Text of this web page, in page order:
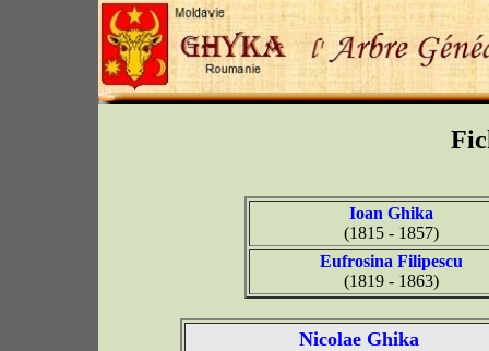
Ioan Ghika
(1815 - 1857)
Eufrosina Filipescu
(1819 - 1863)
Nicolae Ghika